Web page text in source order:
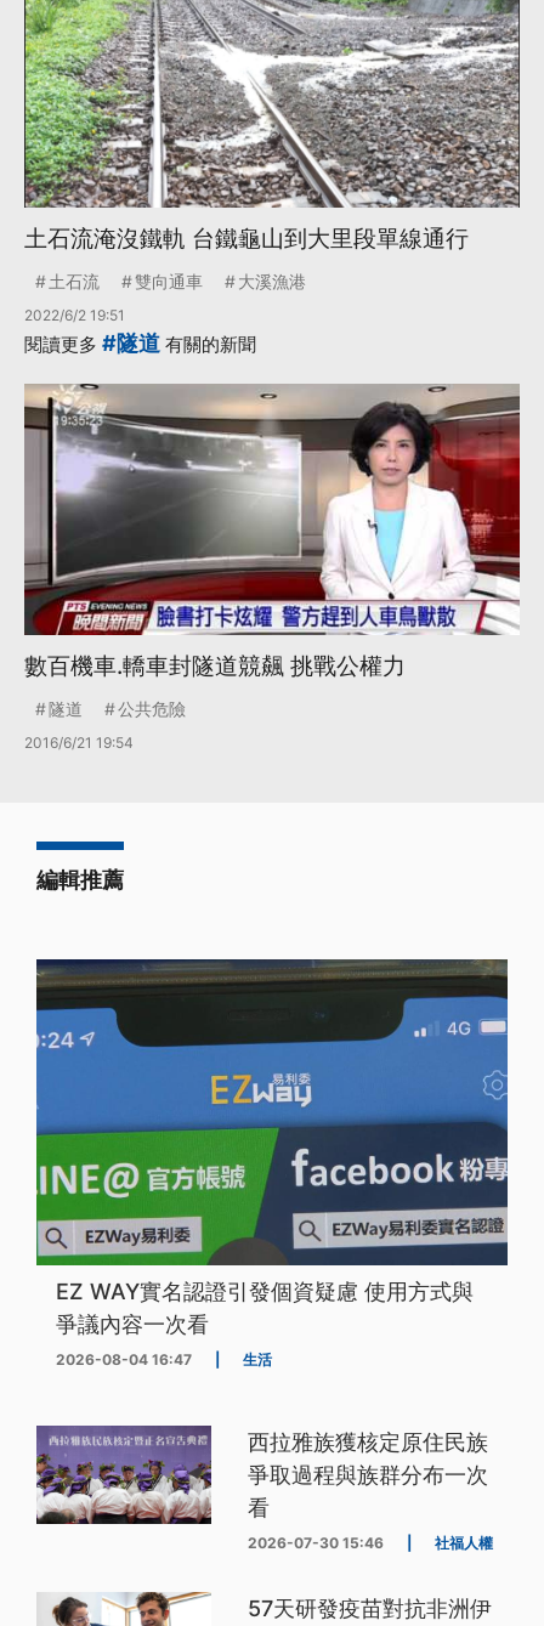
土石流淹沒鐵軌 台鐵龜山到大里段單線通行
土石流 雙向通車 大溪漁港
2022/6/2 19:51
閱讀更多 #隧道 有關的新聞
數百機車.轎車封隧道競飆 挑戰公權力
隧道 公共危險
2016/6/21 19:54
編輯推薦
EZ WAY實名認證引發個資疑慮 使用方式與
爭議內容一次看
2026-08-04 16:47 生活
西拉雅族獲核定原住民族
爭取過程與族群分布一次
看
2026-07-30 15:46 社福人權
57天研發疫苗對抗非洲伊